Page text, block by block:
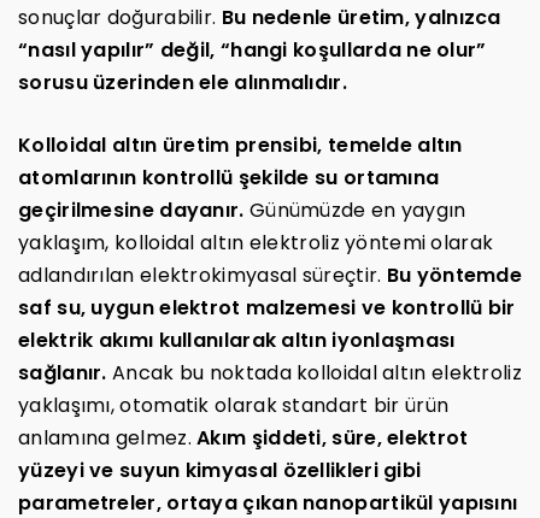
sonuçlar doğurabilir. Bu nedenle üretim, yalnızca
“nasıl yapılır” değil, “hangi koşullarda ne olur”
sorusu üzerinden ele alınmalıdır.
Kolloidal altın üretim prensibi, temelde altın
atomlarının kontrollü şekilde su ortamına
geçirilmesine dayanır. Günümüzde en yaygın
yaklaşım, kolloidal altın elektroliz yöntemi olarak
adlandırılan elektrokimyasal süreçtir. Bu yöntemde
saf su, uygun elektrot malzemesi ve kontrollü bir
elektrik akımı kullanılarak altın iyonlaşması
sağlanır. Ancak bu noktada kolloidal altın elektroliz
yaklaşımı, otomatik olarak standart bir ürün
anlamına gelmez.Akım şiddeti, süre, elektrot
yüzeyi ve suyun kimyasal özellikleri gibi
parametreler, ortaya çıkan nanopartikül yapısını